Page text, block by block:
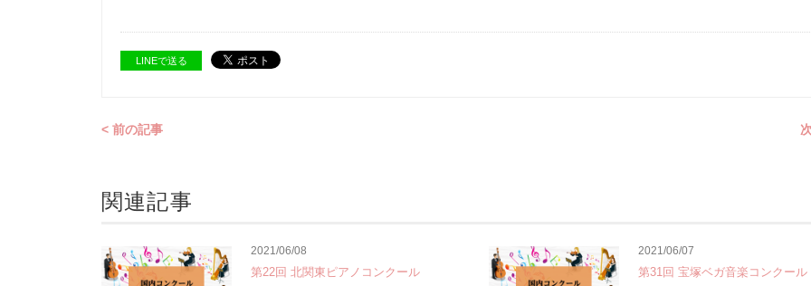
LINEで送る
< 前の記事
関連記事
2021/06/08
第22回 北関東ピアノコンクール
2021/06/07
第31回 宝塚ベガ音楽コンクール